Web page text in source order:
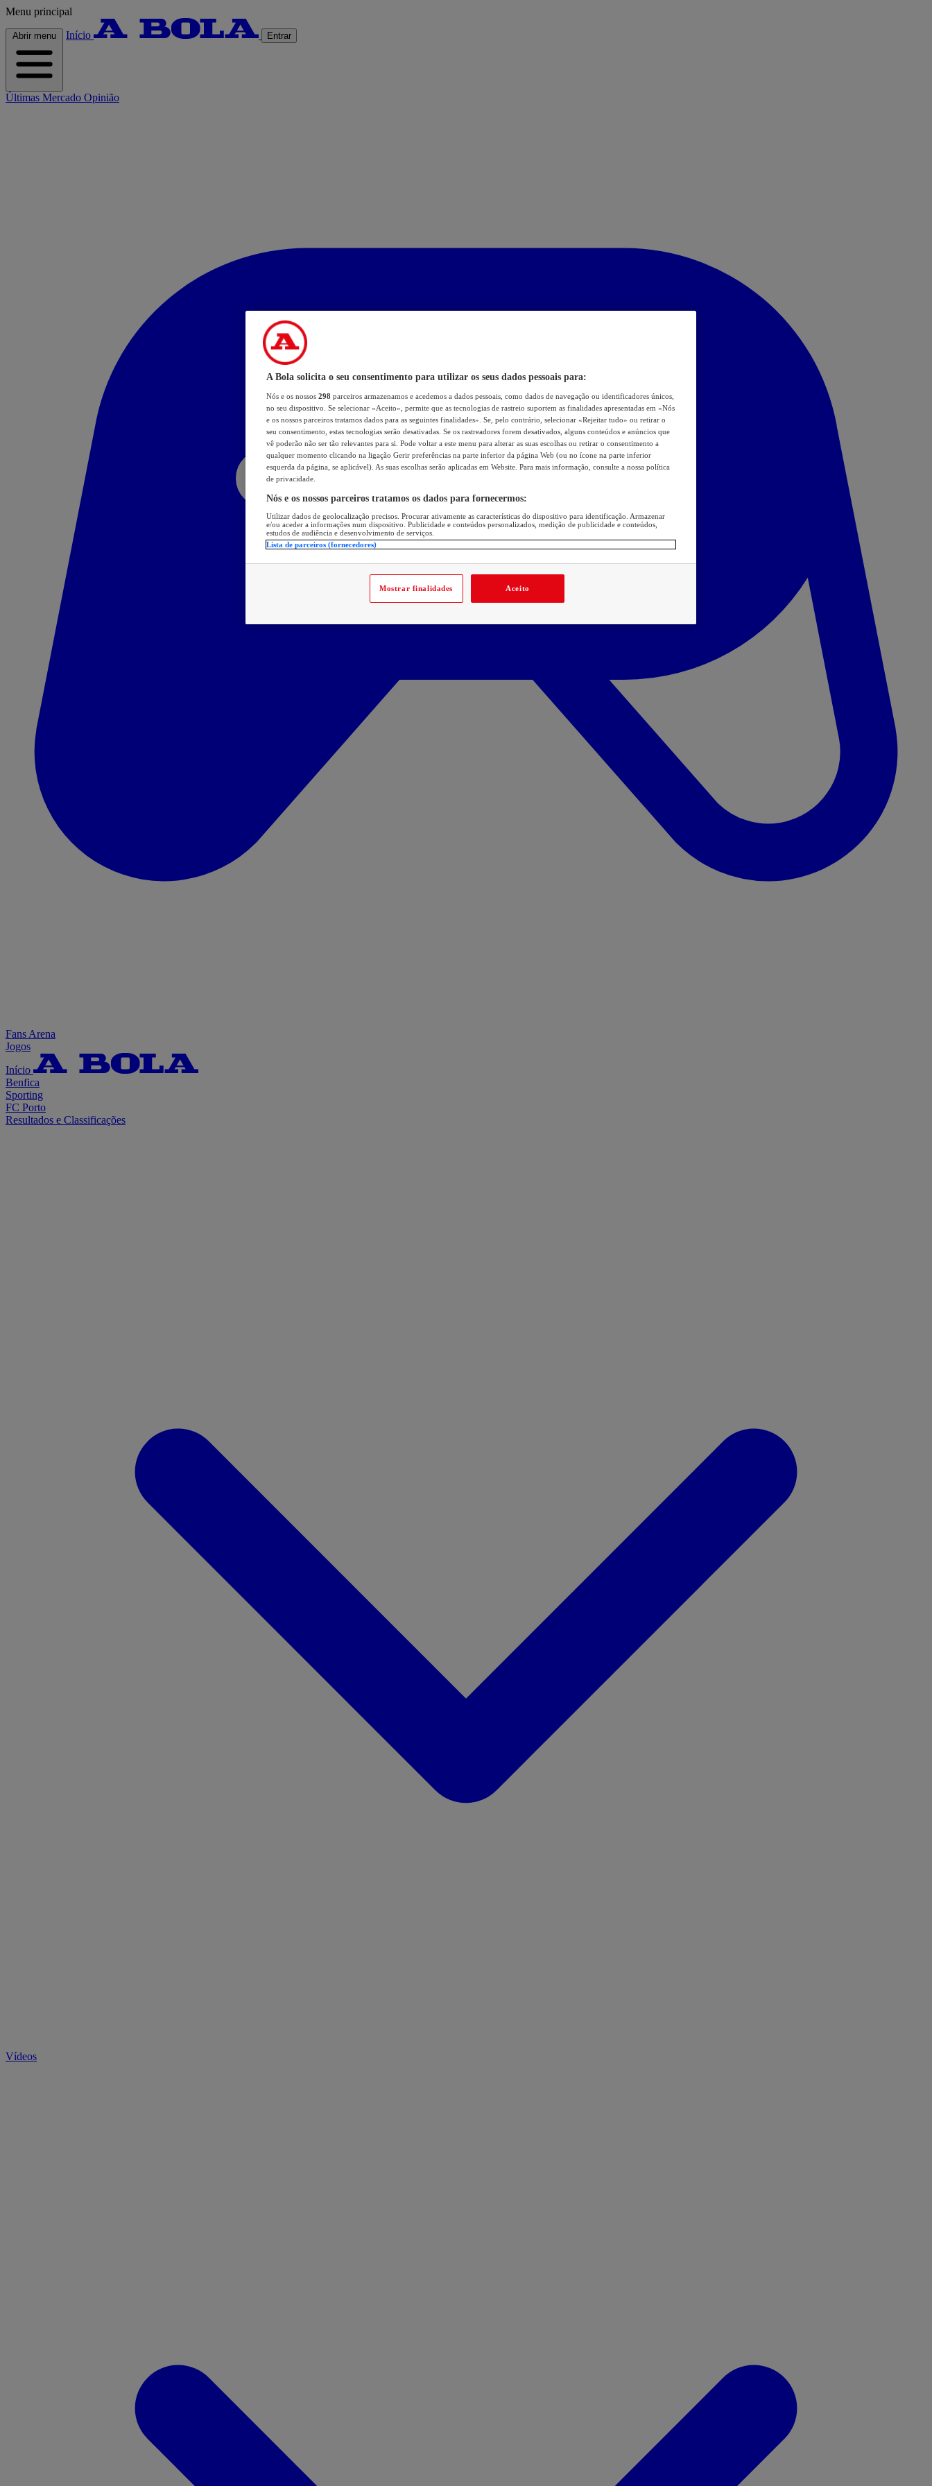
Menu principal
Abrir menu Início Entrar
Últimas Mercado Opinião
Fans Arena
Jogos
Início
Benfica
Sporting
FC Porto
Resultados e Classificações
Vídeos
A Bola solicita o seu consentimento para utilizar os seus dados pessoais para:
Nós e os nossos 298 parceiros armazenamos e acedemos a dados pessoais, como dados de navegação ou identificadores únicos,
no seu dispositivo. Se selecionar «Aceito», permite que as tecnologias de rastreio suportem as finalidades apresentadas em «Nós
e os nossos parceiros tratamos dados para as seguintes finalidades». Se, pelo contrário, selecionar «Rejeitar tudo» ou retirar o
seu consentimento, estas tecnologias serão desativadas. Se os rastreadores forem desativados, alguns conteúdos e anúncios que
vê poderão não ser tão relevantes para si. Pode voltar a este menu para alterar as suas escolhas ou retirar o consentimento a
qualquer momento clicando na ligação Gerir preferências na parte inferior da página Web (ou no ícone na parte inferior
esquerda da página, se aplicável). As suas escolhas serão aplicadas em Website. Para mais informação, consulte a nossa política
de privacidade.
Nós e os nossos parceiros tratamos os dados para fornecermos:
Utilizar dados de geolocalização precisos. Procurar ativamente as características do dispositivo para identificação. Armazenar
e/ou aceder a informações num dispositivo. Publicidade e conteúdos personalizados, medição de publicidade e conteúdos,
estudos de audiência e desenvolvimento de serviços.
Lista de parceiros (fornecedores)
Mostrar finalidades Aceito